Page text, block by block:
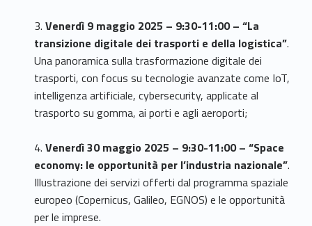
3. Venerdì 9 maggio 2025 – 9:30-11:00 – “La
transizione digitale dei trasporti e della logistica”.
Una panoramica sulla trasformazione digitale dei
trasporti, con focus su tecnologie avanzate come IoT,
intelligenza artificiale, cybersecurity, applicate al
trasporto su gomma, ai porti e agli aeroporti;
4. Venerdì 30 maggio 2025 – 9:30-11:00 – “Space
economy: le opportunità per l’industria nazionale”.
Illustrazione dei servizi offerti dal programma spaziale
europeo (Copernicus, Galileo, EGNOS) e le opportunità
per le imprese.